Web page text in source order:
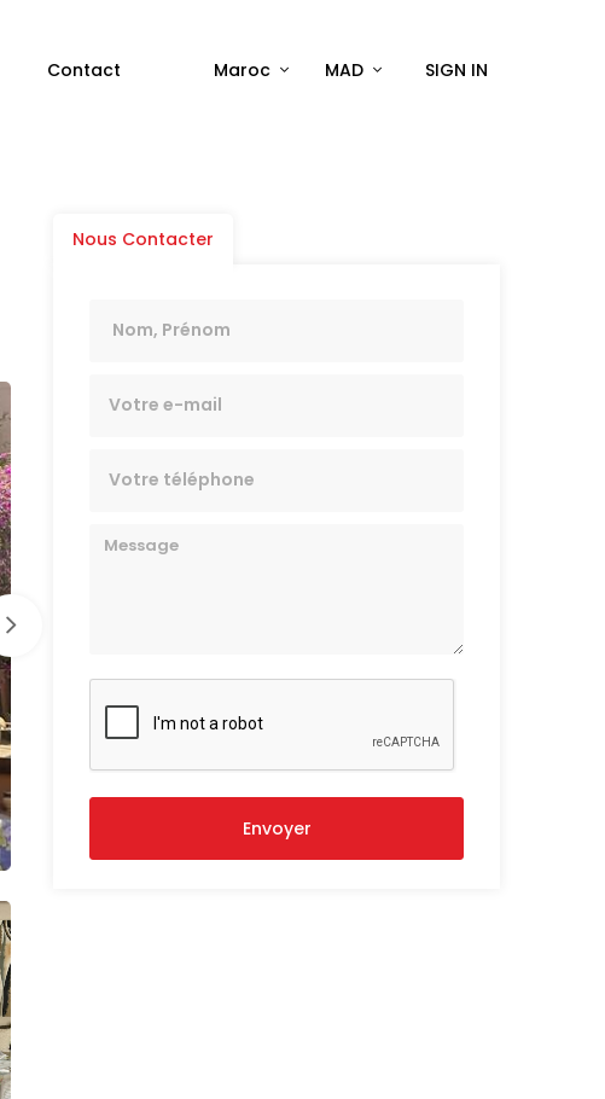
Contact Maroc MAD SIGN IN
Nous Contacter
Envoyer